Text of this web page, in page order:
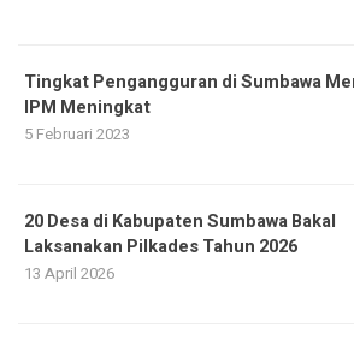
Tingkat Pengangguran di Sumbawa
IPM Meningkat
5 Februari 2023
20 Desa di Kabupaten Sumbawa Bakal
Laksanakan Pilkades Tahun 2026
13 April 2026